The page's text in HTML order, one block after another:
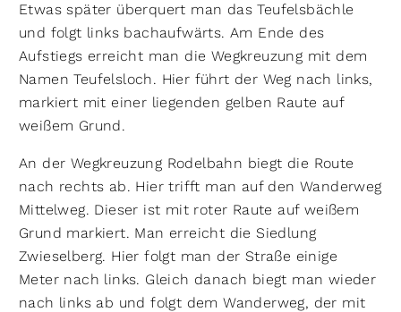
Etwas später überquert man das Teufelsbächle
und folgt links bachaufwärts. Am Ende des
Aufstiegs erreicht man die Wegkreuzung mit dem
Namen Teufelsloch. Hier führt der Weg nach links,
markiert mit einer liegenden gelben Raute auf
weißem Grund.
An der Wegkreuzung Rodelbahn biegt die Route
nach rechts ab. Hier trifft man auf den Wanderweg
Mittelweg. Dieser ist mit roter Raute auf weißem
Grund markiert. Man erreicht die Siedlung
Zwieselberg. Hier folgt man der Straße einige
Meter nach links. Gleich danach biegt man wieder
nach links ab und folgt dem Wanderweg, der mit